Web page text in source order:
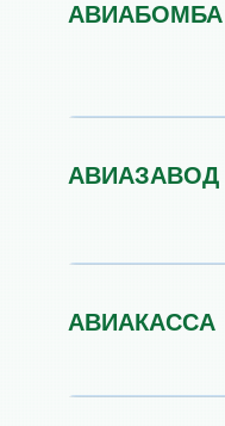
АВИАБОМБА
АВИАЗАВОД
АВИАКАССА